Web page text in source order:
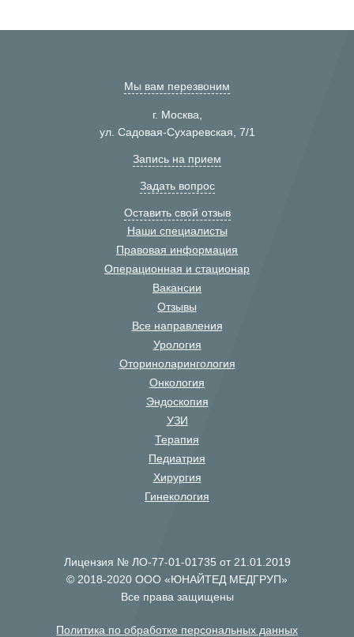
Мы вам перезвоним
г. Москва,
ул. Садовая-Сухаревская, 7/1
Запись на прием
Задать вопрос
Оставить свой отзыв
Наши специалисты
Правовая информация
Операционная и стационар
Вакансии
Отзывы
Все направления
Урология
Оториноларингология
Онкология
Эндоскопия
УЗИ
Терапия
Педиатрия
Хирургия
Гинекология
Лицензия № ЛО-77-01-01735 от 21.01.2019
© 2018-2020 ООО «ЮНАЙТЕД МЕДГРУП»
Все права защищены
Политика по обработке персональных данных